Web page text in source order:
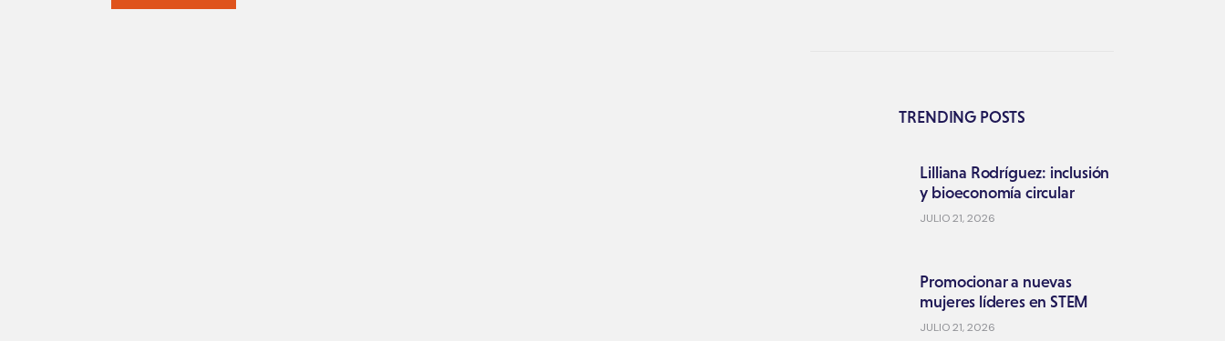
TRENDING POSTS
Lilliana Rodríguez: inclusión
y bioeconomía circular
JULIO 21, 2026
Promocionar a nuevas
mujeres líderes en STEM
JULIO 21, 2026